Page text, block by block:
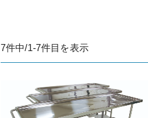
化学・工業系分野
7件中/1-7件目を表示